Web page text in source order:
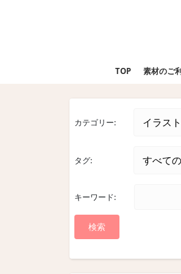
TOP 素材のご
カテゴリー:
タグ:
キーワード: